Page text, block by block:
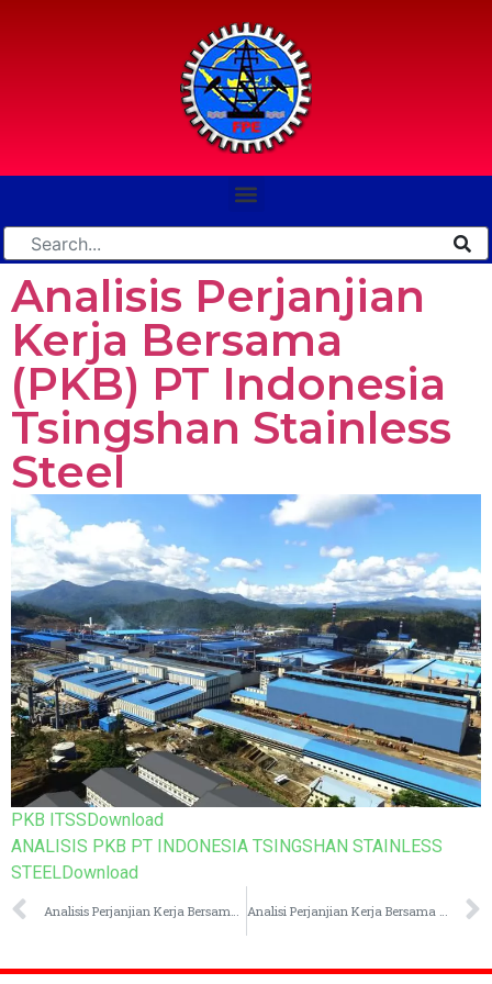
Analisis Perjanjian
Kerja Bersama
(PKB) PT Indonesia
Tsingshan Stainless
Steel
PKB ITSS Download
ANALISIS PKB PT INDONESIA TSINGSHAN STAINLESS
STEELDownload